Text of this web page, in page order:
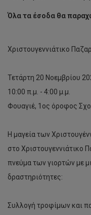
Όλα τα έσοδα θα
Χριστουγεννιάτικο
Τετάρτη 20 Νοεμβρίου
10:00 π.μ. - 4:00 μ.μ.
Φουαγιέ, 1ος όροφος
Η μαγεία των
στο Χριστουγεννιάτικο
πνεύμα των γιορτών με
δραστηριότητες:
Συλλογή τροφίμων και